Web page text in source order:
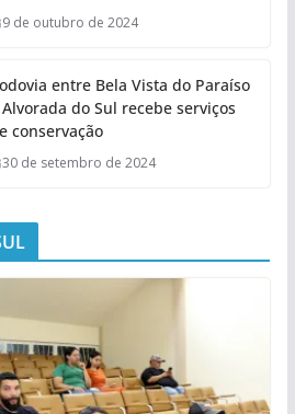
9 de outubro de 2024
entre Bela Vista do Paraíso
do Sul recebe serviços
conservação
30 de setembro de 2024